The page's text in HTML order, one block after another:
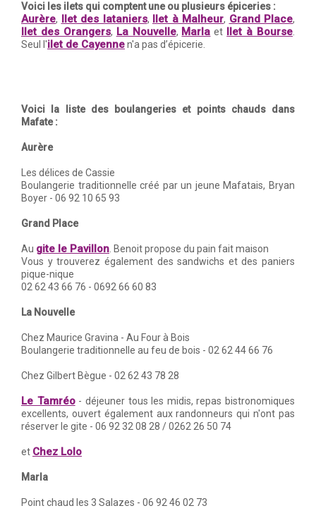
Voici les ilets qui comptent une ou plusieurs épiceries :
Aurère, Ilet des lataniers, Ilet à Malheur, Grand Place,
Ilet des Orangers, La Nouvelle, Marla et Ilet à Bourse
Seul l'ilet de Cayennen'a pas d’épicerie.
Voici la liste des boulangeries et points chauds dans
Mafate :
Aurère
Les délices de Cassie
Boulangerie traditionnelle créé par un jeune Mafatais, Bryan
Boyer - 06 92 10 65 93
Grand Place
Au gite le Pavillon. Benoit propose du pain fait maison
Vous y trouverez également des sandwichs et des paniers
pique-nique
02 62 43 66 76 - 0692 66 60 83
La Nouvelle
Chez Maurice Gravina - Au Four à Bois
Boulangerie traditionnelle au feu de bois - 02 62 44 66 76
Chez Gilbert Bègue - 02 62 43 78 28
Le Tamréo- déjeuner tous les midis, repas bistronomiques
excellents, ouvert également aux randonneurs qui n'ont pas
réserver le gite - 06 92 32 08 28 / 0262 26 50 74
et Chez Lolo
Marla
Point chaud les 3 Salazes - 06 92 46 02 73